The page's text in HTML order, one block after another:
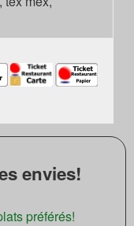
envies!
préférés!